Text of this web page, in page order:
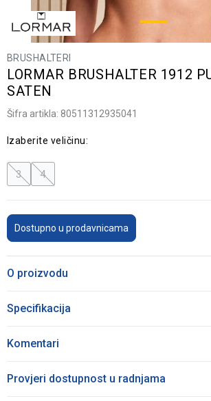
BRUSHALTERI
LORMAR BRUSHALTER 1912
SATEN
Šifra artikla: 80511312935041
Izaberite veličinu:
3 4
Dostupno u prodavnicama
O proizvodu
Specifikacija
Komentari
Provjeri dostupnost u radnjama